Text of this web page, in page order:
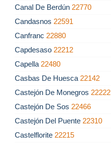
Canal De Berdún 22770
Candasnos 22591
Canfranc 22880
Capdesaso 22212
Capella 22480
Casbas De Huesca 22142
Castejón De Monegros 22222
Castejón De Sos 22466
Castejón Del Puente 22310
Castelflorite 22215